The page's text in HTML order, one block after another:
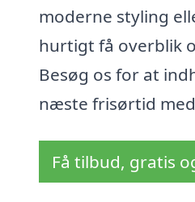
moderne styling
hurtigt få overblik
Besøg os for at
næste frisørtid
Få tilbud, gratis